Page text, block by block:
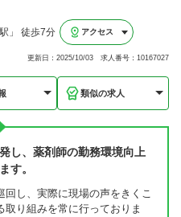
」 徒歩7分 アクセス
更新日：2025/10/03 求人番号：10167027
類似の求人
し、薬剤師の勤務環境向上
す。
回し、実際に現場の声をきくこ
取り組みを常に行っておりま